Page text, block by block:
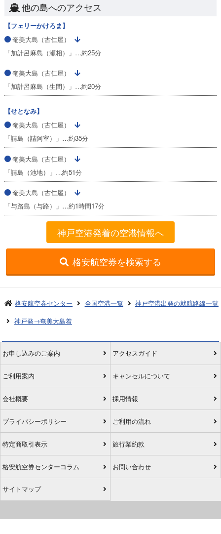
他の島へのアクセス
【フェリーかけろま】
奄美大島（古仁屋）
「加計呂麻島（瀬相）」…約25分
奄美大島（古仁屋）
「加計呂麻島（生間）」…約20分
【せとなみ】
奄美大島（古仁屋）
「請島（請阿室）」…約35分
奄美大島（古仁屋）
「請島（池地）」…約51分
奄美大島（古仁屋）
「与路島（与路）」…約1時間17分
神戸空港発着の空港情報へ
格安航空券を検索する
格安航空券センター 全国空港一覧
神戸空港出発の就航路線一覧
神戸発→奄美大島着
お申し込みのご案内 アクセスガイド
ご利用案内 キャンセルについて
会社概要 採用情報
プライバシーポリシー ご利用の流れ
特定商取引表示 旅行業約款
格安航空券センターコラム お問い合わせ
サイトマップ